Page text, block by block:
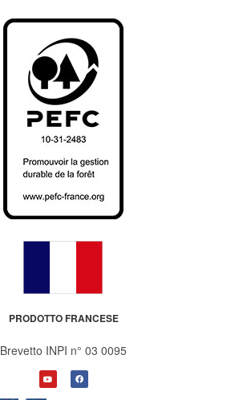
PRODOTTO FRANCESE
Brevetto INPI n° 03 0095